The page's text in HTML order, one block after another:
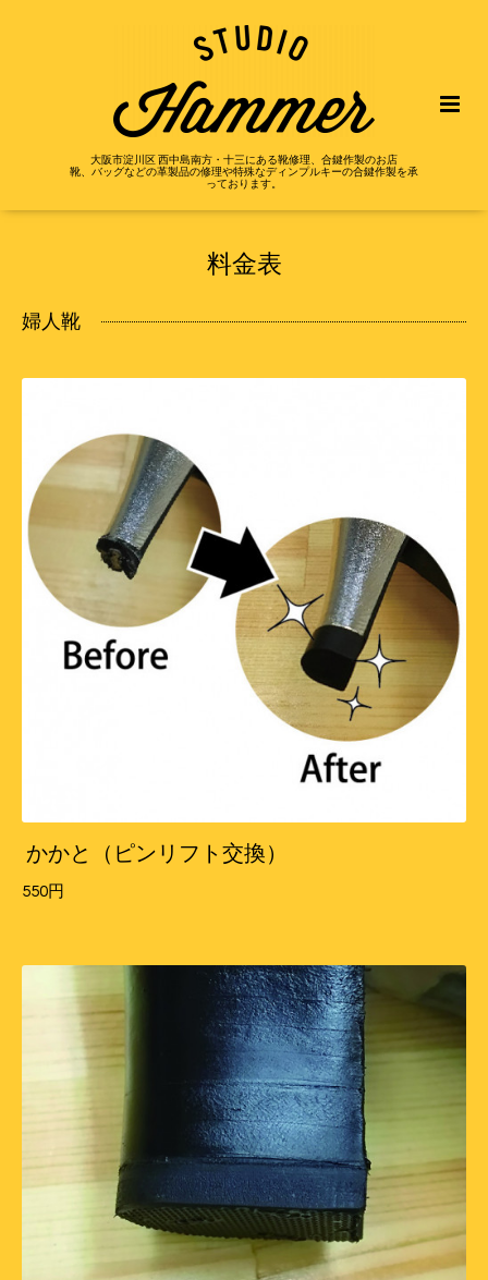
大阪市淀川区 西中島南方・十三にある靴修理、合鍵作製のお店
靴、バッグなどの革製品の修理や特殊なディンプルキーの合鍵作製を承
っております。
料金表
婦人靴
かかと（ピンリフト交換）
550円